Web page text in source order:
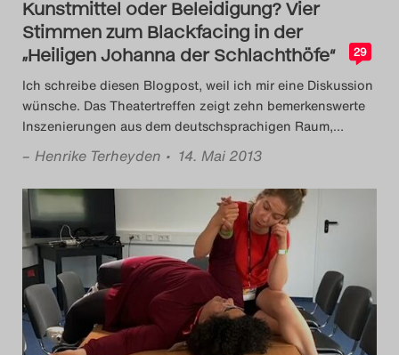
2019
Das Theatertreffen-Blog
2020
Das Theatertreffen-Blog
2021
Das Theatertreffen-Blog
2022
Das Theatertreffen-Blog
2023
Kunstmittel oder Beleidigung? Vier
Stimmen zum Blackfacing in der
„Heiligen Johanna der Schlachthöfe“
29
Ich schreibe diesen Blogpost, weil ich mir eine Diskussion
wünsche. Das Theatertreffen zeigt zehn bemerkenswerte
Inszenierungen aus dem deutschsprachigen Raum,…
– Henrike Terheyden • 14. Mai 2013